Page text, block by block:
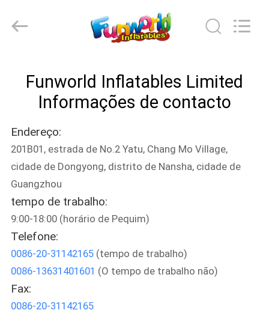
PRODUTOS
VÍDEOS
SOBRE
NÓS
EXCURSÃO
DA
FÁBRICA
Inflatables
Limited.
Funworld Inflatables Limited
Informações de contacto
Endereço:
201B01, estrada de No.2 Yatu, Chang Mo Village,
cidade de Dongyong, distrito de Nansha, cidade de
Guangzhou
tempo de trabalho:
9:00-18:00 (horário de Pequim)
Telefone:
0086-20-31142165(tempo de trabalho)
0086-13631401601 (O tempo de trabalho não)
Fax:
0086-20-31142165